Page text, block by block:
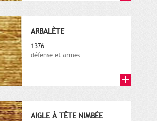
ARBALÈTE
1376
défense et armes
AIGLE À TÊTE NIMBÉE